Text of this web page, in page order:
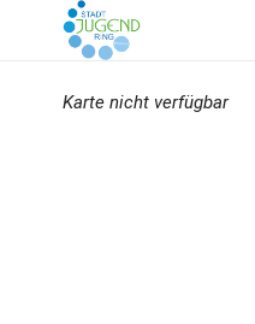
Karte nicht verfügbar